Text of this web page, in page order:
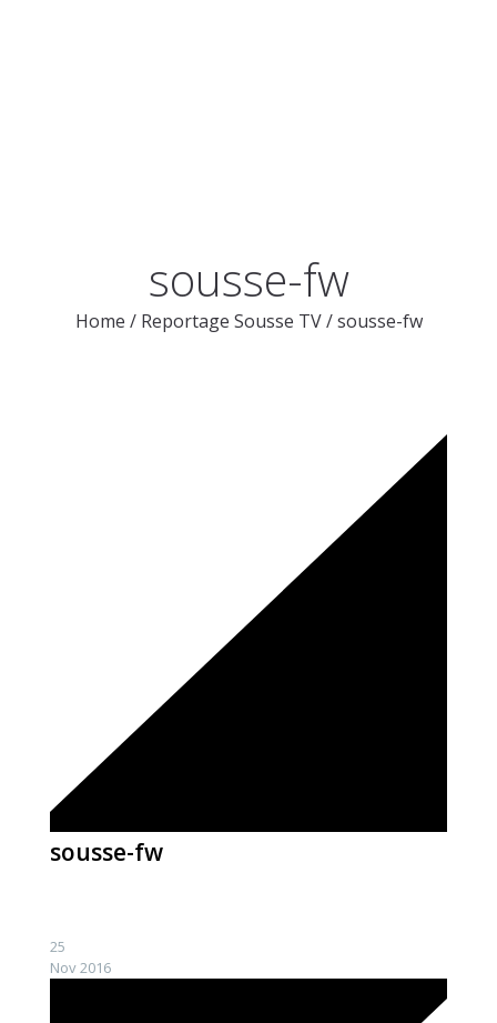
sousse-fw
Home / Reportage Sousse TV /sousse-fw
sousse-fw
25
Nov 2016